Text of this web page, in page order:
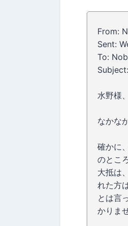
From:
Sent:
To:
水野様、
なかな
確かに
のとこ
大抵は
れた方
とは言
かりま